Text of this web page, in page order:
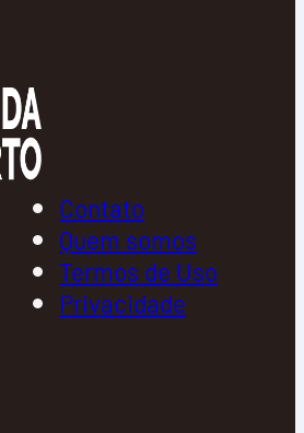
Contato
Quem somos
Termos de Uso
Privacidade